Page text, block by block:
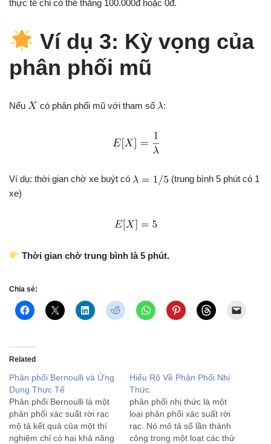
thực tế chỉ có thể thắng 100.000đ hoặc 0đ.
Ví dụ 3: Kỳ vọng của
phân phối mũ
Nếu có phân phối mũ với tham số :
Ví dụ: thời gian chờ xe buýt có
(trung bình 5 phút có 1
xe)
Thời gian chờ trung bình là 5 phút.
Chia sẻ:
Related
Phân phối Bernoulli và Ứng
Dụng Thực Tế
Phân phối Bernoulli là một
phân phối xác suất rời rạc
mô tả kết quả của một thí
nghiệm chỉ có hai khả năng
Hiểu Rõ Về Phân Phối Nhị
Thức
phân phối nhị thức là một
loại phân phối xác suất rời
rạc. Nó mô tả số lần thành
công trong một loạt các thử